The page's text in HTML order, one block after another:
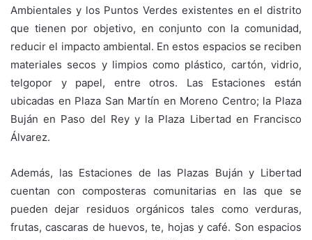
Ambientales y los Puntos Verdes existentes en el distrito
que tienen por objetivo, en conjunto con la comunidad,
reducir el impacto ambiental. En estos espacios se reciben
materiales secos y limpios como plástico, cartón, vidrio,
telgopor y papel, entre otros. Las Estaciones están
ubicadas en Plaza San Martín en Moreno Centro; la Plaza
Buján en Paso del Rey y la Plaza Libertad en Francisco
Álvarez.
Además, las Estaciones de las Plazas Buján y Libertad
cuentan con composteras comunitarias en las que se
pueden dejar residuos orgánicos tales como verduras,
frutas, cascaras de huevos, te, hojas y café. Son espacios